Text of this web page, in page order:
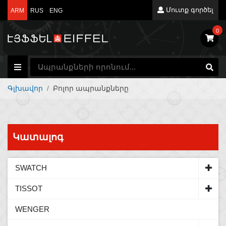
ARM RUS ENG Մուտք գործել
0
Գլխավոր Բոլոր ապրանքները
Կատալոգ
SWATCH
ORIGINALS
SKIN
TISSOT
T-TREND
WENGER